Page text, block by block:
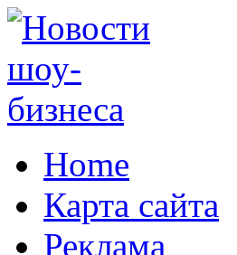
Home
Карта сайта
Реклама